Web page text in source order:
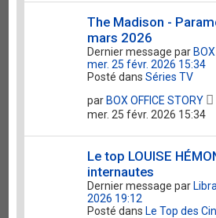
The Madison -
mars 2026
Dernier message par
mer. 25 févr. 2026 15:34
Posté dansSéries TV
par BOX OFFICE STORY
mer. 25 févr. 2026 15:34
Le top LOUISE
internautes
Dernier message par Libra
2026 19:12
Posté dans Le Top des